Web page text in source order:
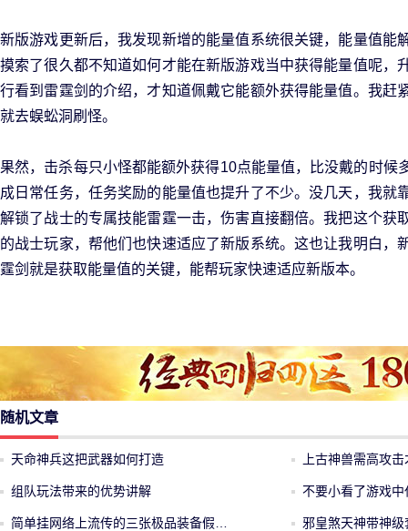
新版游戏更新后，我发现新增的能量值系统很关键，能量值能
摸索了很久都不知道如何才能在新版游戏当中获得能量值呢，
行看到雷霆剑的介绍，才知道佩戴它能额外获得能量值。我赶
就去蜈蚣洞刷怪。
果然，击杀每只小怪都能额外获得10点能量值，比没戴的时候
成日常任务，任务奖励的能量值也提升了不少。没几天，我就
解锁了战士的专属技能雷霆一击，伤害直接翻倍。我把这个获
的战士玩家，帮他们也快速适应了新版系统。这也让我明白，
霆剑就是获取能量值的关键，能帮玩家快速适应新版本。
随机文章
天命神兵这把武器如何打造 上古神兽需高攻
组队玩法带来的优势讲解 不要小看了游戏
简单挂网络上流传的三张极品装备假… 邪皇煞天神带神